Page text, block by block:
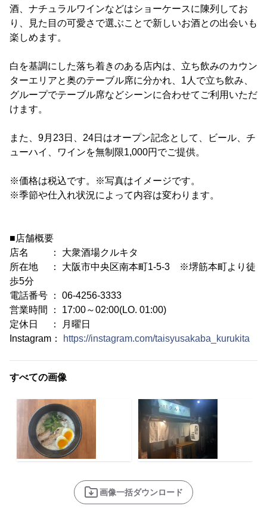
酒、ナチュラルワインなどはショーケースに陳列してお
り、見た目の可愛さで選ぶことで新しいお酒との出会いも
楽しめます。
白を基調にした落ち着きのある店内は、立ち飲みのカウン
ターエリアと奥のテーブル席に分かれ、1人で立ち飲み、
グループでテーブル席などシーンに合わせてご利用いただ
けます。
また、9月23日、24日はオープン記念として、ビール、チ
ューハイ、ワインを無制限1,000円でご提供。
※価格は税込です。※写真はイメージです。
※季節や仕入れ状況によって内容は変わります。
■店舗概要
店名 ： 大衆酒場クルキタ
所在地 ： 大阪市中央区南本町1-5-3 ※堺筋本町より徒
歩5分
電話番号 ： 06-4256-3333
営業時間 ： 17:00～02:00(LO. 01:00)
定休日 ： 月曜日
Instagram：
https://instagram.com/taisyusakaba_kurukita
すべての画像
画像一括ダウンロード